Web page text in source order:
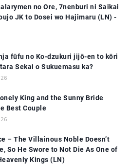
no Ore, 7nenburi ni Saikai
JK to Dosei wo Hajimaru (LN) -
fūfu no Ko-dzukuri jijō-en to kōri
Sekai o Sukuemasu ka?
King and the Sunny Bride
Best Couple
– The Villainous Noble Doesn’t
So He Swore to Not Die As One of
Kings (LN)